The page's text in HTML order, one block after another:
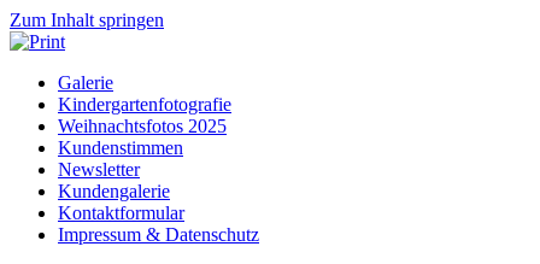
Zum Inhalt springen
Galerie
Kindergartenfotografie
Weihnachtsfotos 2025
Kundenstimmen
Newsletter
Kundengalerie
Kontaktformular
Impressum & Datenschutz